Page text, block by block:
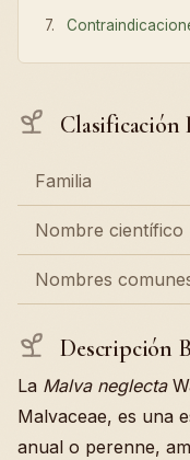
Clasificación
Familia
Nombre científico
Nombres
Descripción
La Malva neglecta
Malvaceae, es una
anual o perenne,